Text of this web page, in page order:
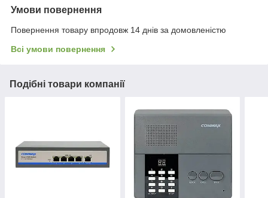
Умови повернення
Повернення товару впродовж 14 днів за домовленістю
Всі умови повернення
Подібні товари компанії